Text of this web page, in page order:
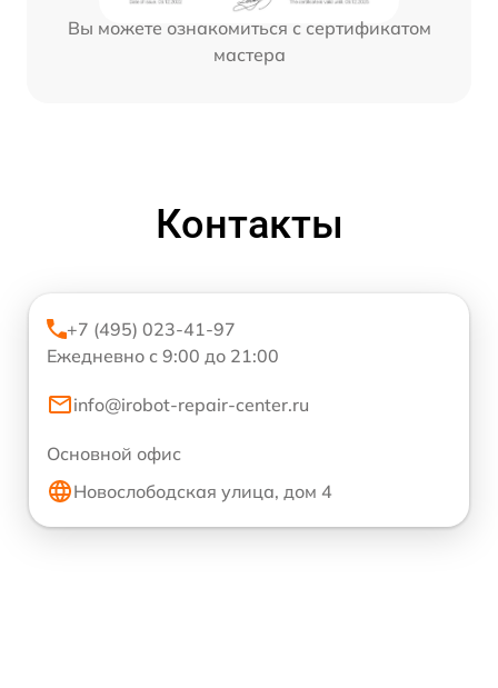
Вы можете ознакомиться с сертификатом
мастера
Контакты
+7 (495) 023-41-97
Ежедневно с 9:00 до 21:00
info@irobot-repair-center.ru
Основной офис
Новослободская улица, дом 4